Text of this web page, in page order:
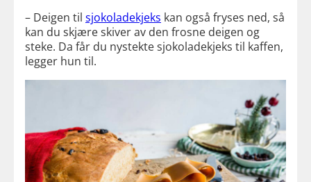
– Deigen til sjokoladekjeks kan også fryses ned, så
kan du skjære skiver av den frosne deigen og
steke. Da får du nystekte sjokoladekjeks til kaffen,
legger hun til.